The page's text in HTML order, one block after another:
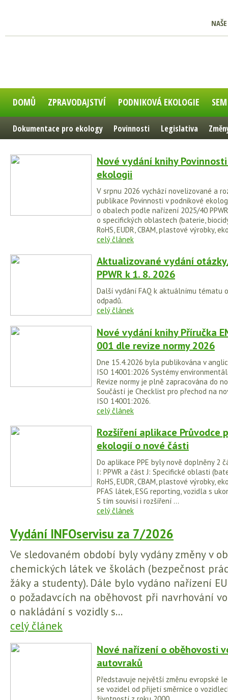
DOMŮ ZPRAVODAJSTVÍ PODNIKOVÁ EKOLOGIE
Dokumentace pro ekology Povinnosti Legislativa
Nové vydání knihy
ekologii
V srpnu 2026 vychází novelizované a
publikace Povinnosti v podnikové
o obalech podle nařízení 2025/40
o specifických oblastech (baterie,
RoHS, EUDR, CBAM, plastové výrobky,
celý článek
Aktualizované vydání
PPWR k 1. 8. 2026
Další vydání FAQ k aktuálnímu tématu
odpadů.
celý článek
Nové vydání knihy Příručka
001 dle revize normy 2026
Dne 15.4.2026 byla publikována v
ISO 14001:2026 Systémy
Revize normy je plně zapracována do
Součástí je Checklist pro přechod na
ISO 14001:2026.
celý článek
Rozšíření aplikace Průvodce
ekologií o nové části
Do aplikace PPE byly nově doplněny 2
I: PPWR a část J: Specifické oblasti
RoHS, EUDR, CBAM, plastové výrobky,
PFAS látek, ESG reporting, vozidla s
S tím souvisí i rozšíření ...
celý článek
Vydání INFOservisu za 7/2026
Ve sledovaném období byly vydány změny v
chemických látek ve školách (bezpečnost
žáky a studenty). Dále bylo vydáno nařízení
o požadavcích na oběhovost při navrhování
o nakládání s vozidly s...
celý článek
Nové nařízení o oběhovosti
autovraků
Představuje největší změnu evropské
se vozidel od přijetí směrnice o